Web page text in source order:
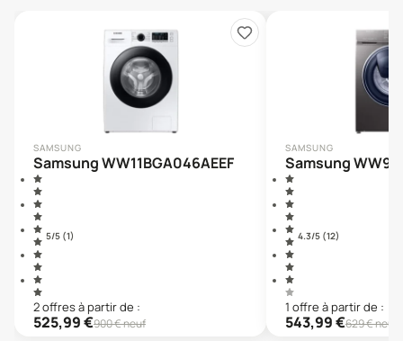
SAMSUNG
Samsung WW11BGA046AEEF
5/5 (1)
2offresà partir de :
525,99€900€ neuf
SAMSUNG
Samsung
4.3/5 (12)
1 offre à partir de :
543,99€629€ neuf